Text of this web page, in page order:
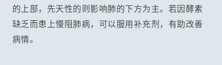
的上部，先天性的则影响肺的下方为主。若因酵素
缺乏而患上慢阻肺病，可以服用补充剂，有助改善
病情。